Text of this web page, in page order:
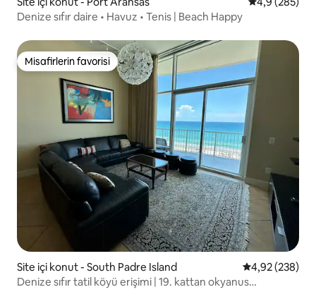
Denize sıfır daire • Havuz • Tenis | Beach Happy
Misafirlerin favorisi
Misafirlerin favorisi
Site içi konut - South Padre Island 5 üzerinden
4,92 (238)
Denize sıfır tatil köyü erişimi | 19. kattan okyanus